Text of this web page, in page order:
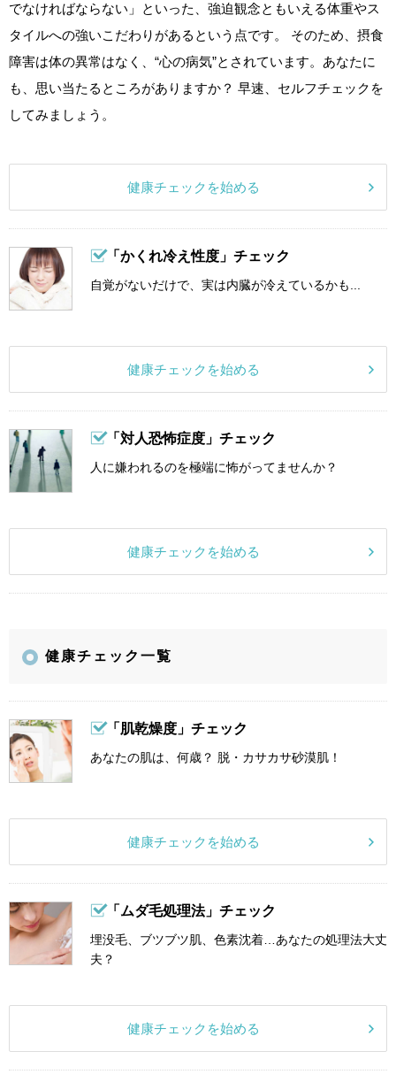
でなければならない」といった、強迫観念ともいえる体重やス
タイルへの強いこだわりがあるという点です。 そのため、摂食
障害は体の異常はなく、“心の病気”とされています。あなたに
も、思い当たるところがありますか？ 早速、セルフチェックを
してみましょう。
健康チェックを始める
「かくれ冷え性度」チェック
自覚がないだけで、実は内臓が冷えているかも...
健康チェックを始める
「対人恐怖症度」チェック
人に嫌われるのを極端に怖がってませんか？
健康チェックを始める
健康チェック一覧
「肌乾燥度」チェック
あなたの肌は、何歳？ 脱・カサカサ砂漠肌！
健康チェックを始める
「ムダ毛処理法」チェック
埋没毛、ブツブツ肌、色素沈着…あなたの処理法大丈
夫？
健康チェックを始める